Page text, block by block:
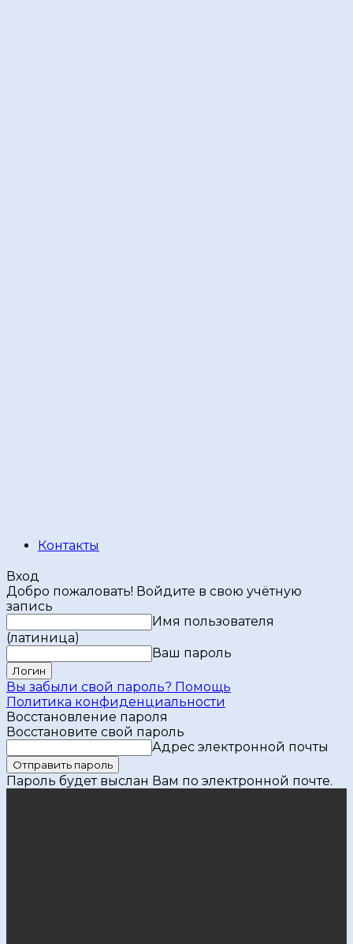
Контакты
Вход
Добро пожаловать! Войдите в свою учётную
запись
Имя пользователя
(латиница)
Ваш пароль
Вы забыли свой пароль? Помощь
Политика конфиденциальности
Восстановление пароля
Восстановите свой пароль
Адрес электронной почты
Пароль будет выслан Вам по электронной почте.